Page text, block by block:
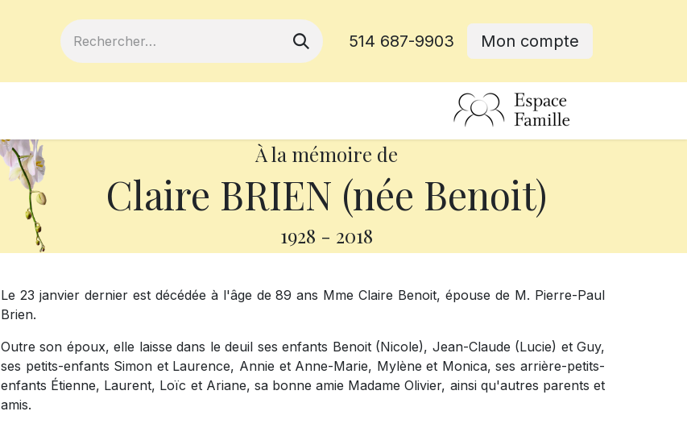
514 687-9903 Mon compte
À la mémoire de
Claire BRIEN (née Benoit)
1928 - 2018
Le 23 janvier dernier est décédée à l'âge de 89 ans Mme Claire Benoit, épouse de M. Pierre-Paul
Brien.
Outre son époux, elle laisse dans le deuil ses enfants Benoit (Nicole), Jean-Claude (Lucie) et Guy,
ses petits-enfants Simon et Laurence, Annie et Anne-Marie, Mylène et Monica, ses arrière-petits-
enfants Étienne, Laurent, Loïc et Ariane, sa bonne amie Madame Olivier, ainsi qu'autres parents et
amis.